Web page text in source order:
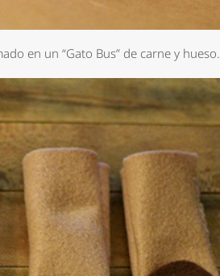
en un “Gato Bus” de carne y hueso.